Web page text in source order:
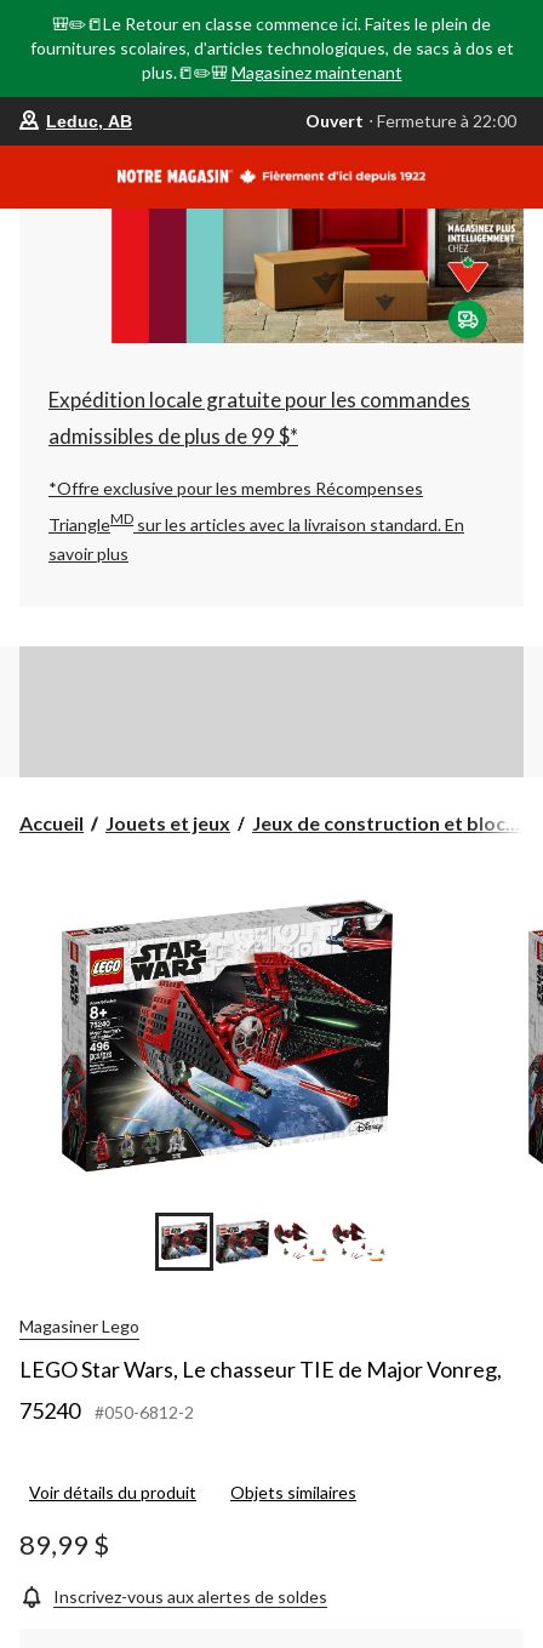
🎒✏️📒Le Retour en classe commence ici. Faites le plein de
fournitures scolaires, d'articles technologiques, de sacs à dos et
plus.📒✏️🎒 Magasinez maintenant
votre
est
AB,
Ouvert,
Fermeture
à
22:00
changer
Leduc, AB Ouvert ⋅ Fermeture à 22:00
Expédition locale gratuite pour les commandes
admissibles de plus de 99 $*
*Offre exclusive pour les membres Récompenses
TriangleMD sur les articles avec la livraison standard.En
savoir plus
Accueil Jouets et jeux Jeux de construction et bloc...
+1
Magasiner Lego
LEGO Star Wars, Le chasseur TIE de Major Vonreg,
75240
#050-6812-2
Voir détails du produit Objets similaires
89,99 $
Inscrivez-vous aux alertes de soldes